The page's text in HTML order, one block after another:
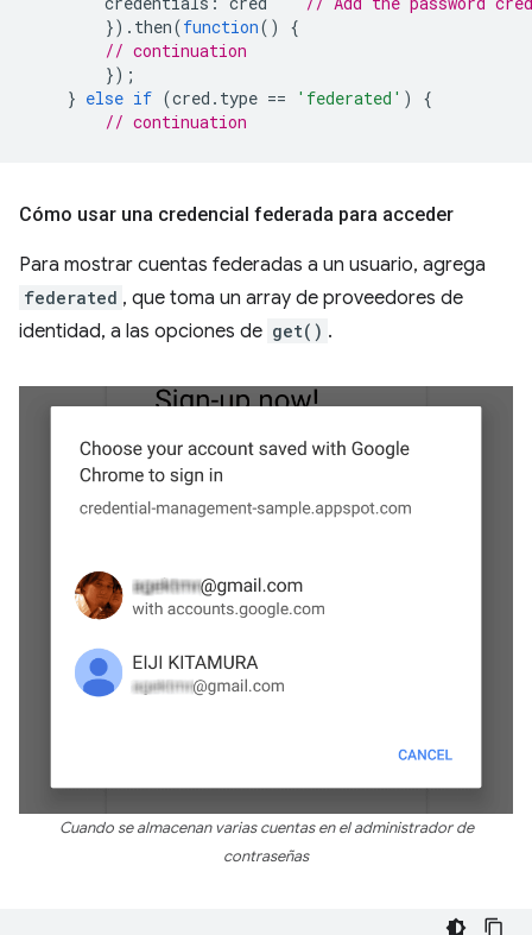
}). then(function()
{
// continuation
});
} else if (cred . type == 'federated' )
{
// continuation
Cómo usar una credencial federada para acceder
Para mostrar cuentas federadas a un usuario, agrega
federated , que toma un array de proveedores de
identidad, a las opciones de get() .
Cuando se almacenan varias cuentas en el administrador de
contraseñas